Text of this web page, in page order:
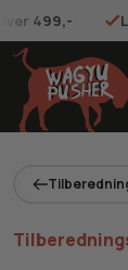
499,-